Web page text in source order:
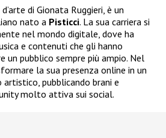
d’arte di Gionata Ruggieri, è un
nato a Pisticci. La sua carriera si
nel mondo digitale, dove ha
e contenuti che gli hanno
un pubblico sempre più ampio. Nel
la sua presenza online in un
pubblicando brani e
molto attiva sui social.